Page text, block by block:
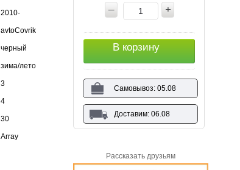
2010-
avtoCovrik
черный
зима/лето
3
4
30
Array
В корзину
Самовывоз: 05.08
Доставим: 06.08
Рассказать друзьям